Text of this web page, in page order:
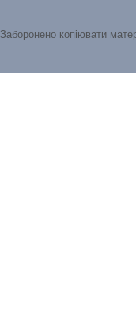
Заборонено копіювати